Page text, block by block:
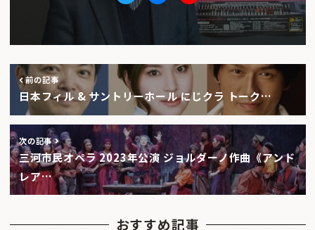
前の記事
日本フィル & サントリーホール にじクラ トーク…
次の記事
三河市民オペラ 2023年公演 ジョルダーノ作曲《アンド
レア…
おすすめ記事